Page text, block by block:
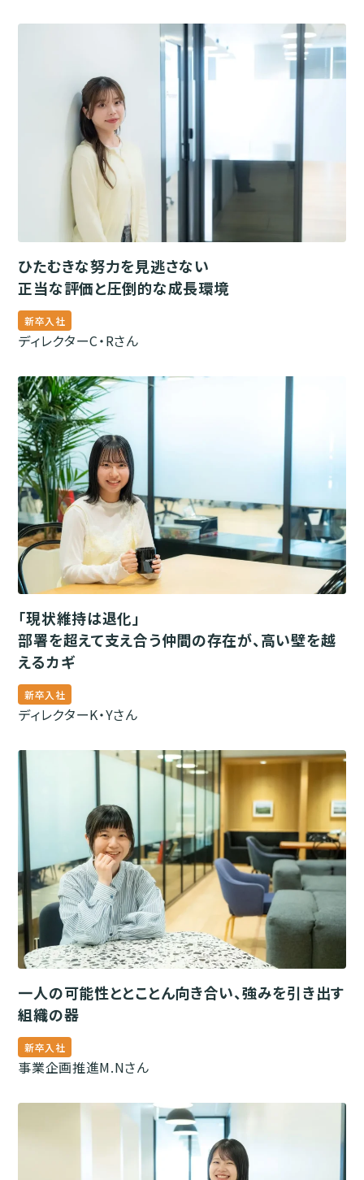
ひたむきな努力を見逃さない
正当な評価と圧倒的な成長環境
新卒入社
ディレクターC・Rさん
「現状維持は退化」
部署を超えて支え合う仲間の存在が、高い壁を越
えるカギ
新卒入社
ディレクターK・Yさん
一人の可能性ととことん向き合い、強みを引き出す
組織の器
新卒入社
事業企画推進M.Nさん